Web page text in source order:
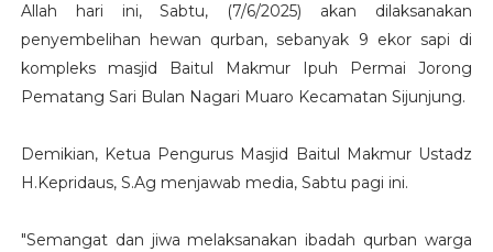
Allah hari ini, Sabtu, (7/6/2025) akan dilaksanakan
penyembelihan hewan qurban, sebanyak 9 ekor sapi di
kompleks masjid Baitul Makmur Ipuh Permai Jorong
Pematang Sari Bulan Nagari Muaro Kecamatan Sijunjung.
Demikian, Ketua Pengurus Masjid Baitul Makmur Ustadz
H.Kepridaus, S.Ag menjawab media, Sabtu pagi ini.
"Semangat dan jiwa melaksanakan ibadah qurban warga